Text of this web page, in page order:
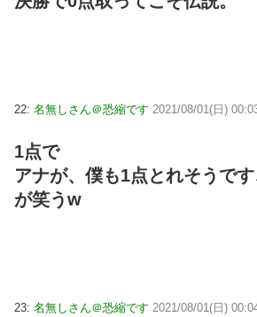
22: 名無しさん＠恐縮です 2021/08/01(日)
1点で
アナが、僕も1点とれそうで
が笑うw
23: 名無しさん＠恐縮です 2021/08/01(日)